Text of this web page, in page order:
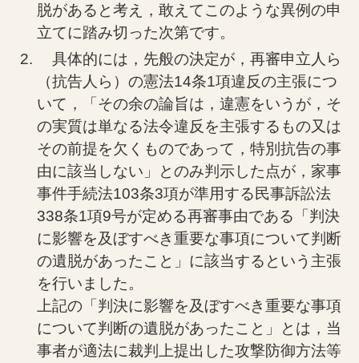
脱があると考え，敢えてこのような異例の申
立てに踏み切った次第です。
具体的には，先般の決定が，再審申立人ら
（抗告人ら）の憲法14条1項違反の主張につ
いて，「その余の論旨は，違憲をいうが，そ
の実質は単なる法令違反を主張するもの又は
その前提を欠くものであって，特別抗告の事
由に該当しない」とのみ判示した点が，家事
事件手続法103条3項が準用する民事訴訟法
338条1項9号が定める再審事由である「判決
に影響を及ぼすべき重要な事項について判断
の遺脱があったこと」に該当するという主張
を行いました。
上記の「判決に影響を及ぼすべき重要な事項
について判断の遺脱があったこと」とは，当
事者が適法に裁判上提出した攻撃防御方法等